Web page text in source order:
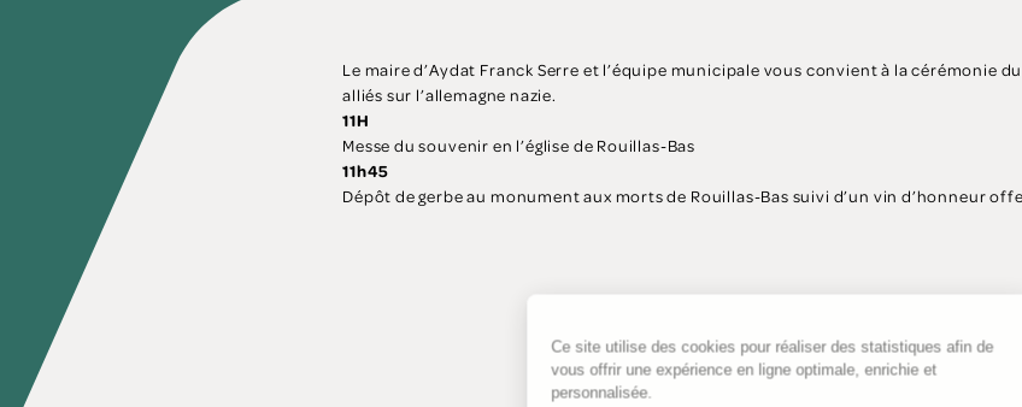
Le maire d’Aydat Franck Serre et l’équipe municipale vous convient à la cérémonie
alliés sur l’allemagne nazie.
11H
Messe du souvenir en l’église de Rouillas-Bas
11h45
Dépôt de gerbe au monument aux morts de Rouillas-Bas suivi d’un vin d’honneur